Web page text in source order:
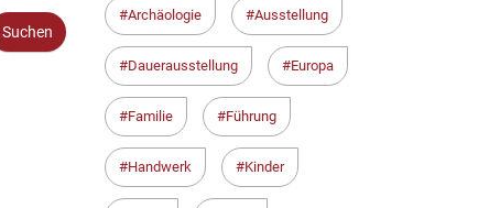
Archäologie Ausstellung
Dauerausstellung Europa
Familie Führung
Handwerk Kinder